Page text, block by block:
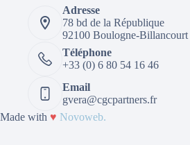
Adresse
78 bd de la République
92100 Boulogne-Billancourt
Téléphone
+33 (0) 6 80 54 16 46
Email
gvera@cgcpartners.fr
Made with ♥ Novoweb.